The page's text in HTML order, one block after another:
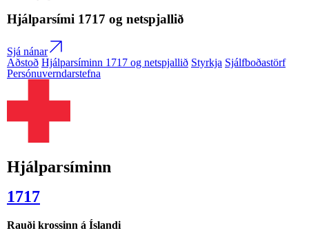
Hjálparsími 1717 og netspjallið
Sjá nánar
Aðstoð Hjálparsíminn 1717 og netspjallið Styrkja Sjálfboðastörf
Persónuverndarstefna
Hjálparsíminn
1717
Rauði krossinn á Íslandi